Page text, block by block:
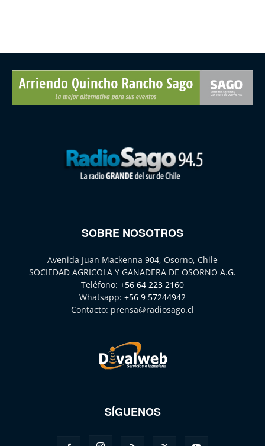
SOBRE NOSOTROS
Avenida Juan Mackenna 904, Osorno, Chile
SOCIEDAD AGRICOLA Y GANADERA DE OSORNO A.G.
Teléfono: +56 64 223 2160
Whatsapp: +56 9 57244942
Contacto: prensa@radiosago.cl
SÍGUENOS